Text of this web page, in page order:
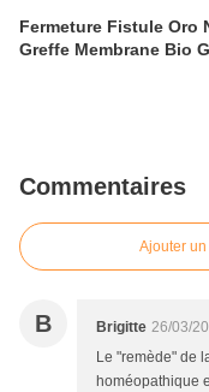
Fermeture Fistule Oro
Greffe Membrane Bio
Commentaires
Ajouter
B Brigitte 26/03/
Le "remède" de
homéopathique